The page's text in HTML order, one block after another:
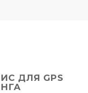
ДЛЯ GPS